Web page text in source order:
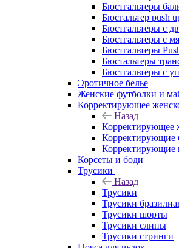
Бюстгальтеры
Бюсгальтер push
Бюстгальтеры с
Бюстгальтеры с
Бюстгальтеры
Бюстальтеры
Бюстгальтеры с
Эротичное белье
Женские футболки и
Корректирующее
Назад
Корректирующее
Корректирующие
Корректирующие
Корсеты и боди
Трусики
Назад
Трусики
Трусики
Трусики шорты
Трусики слипы
Трусики стринги